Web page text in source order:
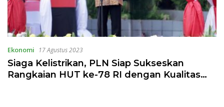
Ekonomi 17 Agustus 2023
Siaga Kelistrikan, PLN Siap Sukseskan
Rangkaian HUT ke-78 RI dengan Kualitas